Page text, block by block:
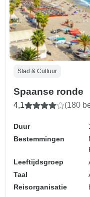
Stad & Cultuur
Spaanse ronde
4,1 (180
Duur
Bestemmingen
Leeftijdsgroep
Taal
Reisorganisatie